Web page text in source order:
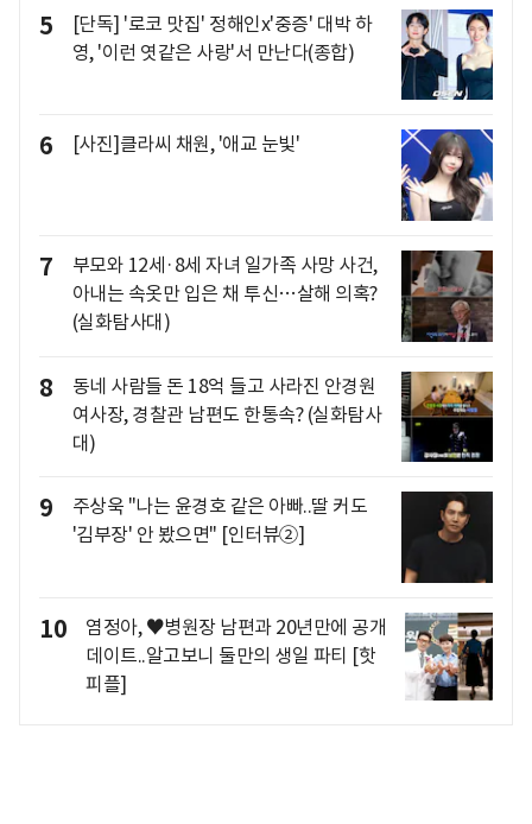
5
[단독] '로코 맛집' 정해인x'중증' 대박 하
영, '이런 엿같은 사랑'서 만난다(종합)
6 [사진]클라씨 채원, '애교 눈빛'
7
부모와 12세·8세 자녀 일가족 사망 사건,
아내는 속옷만 입은 채 투신…살해 의혹?
(실화탐사대)
8
동네 사람들 돈 18억 들고 사라진 안경원
여사장, 경찰관 남편도 한통속? (실화탐사
대)
9
주상욱 "나는 윤경호 같은 아빠..딸 커도
'김부장' 안 봤으면" [인터뷰②]
10
염정아, ♥병원장 남편과 20년만에 공개
데이트..알고보니 둘만의 생일 파티 [핫
피플]